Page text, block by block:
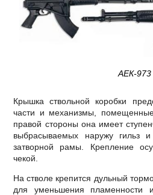
АЕК-973
Крышка ствольной коробки
части и механизмы,
правой стороны она имеет
выбрасываемых наружу гильз
затворной рамы. Крепление
чекой.
На стволе крепится дульный
для уменьшения пламенности